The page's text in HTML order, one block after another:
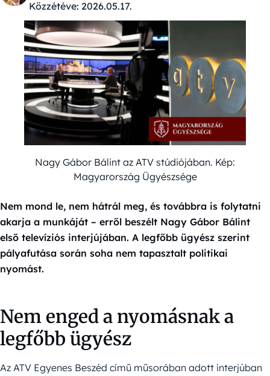
Közzétéve: 2026.05.17.
Nagy Gábor Bálint az ATV stúdiójában. Kép:
Magyarország Ügyészsége
Nem mond le, nem hátrál meg, és továbbra is folytatni
akarja a munkáját – erről beszélt Nagy Gábor Bálint
első televíziós interjújában. A legfőbb ügyész szerint
pályafutása során soha nem tapasztalt politikai
nyomást.
Nem enged a nyomásnak a
legfőbb ügyész
Az ATV Egyenes Beszéd című műsorában adott interjúban